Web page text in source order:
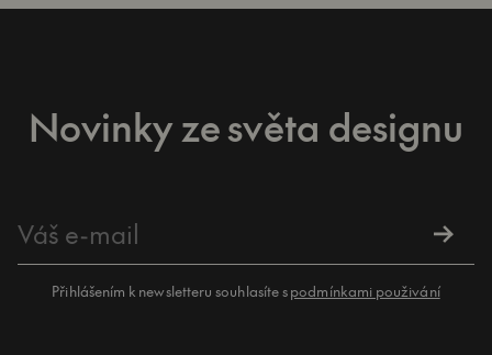
Novinky ze světa designu
Přihlášením k newsletteru souhlasíte spodmínkami použivání